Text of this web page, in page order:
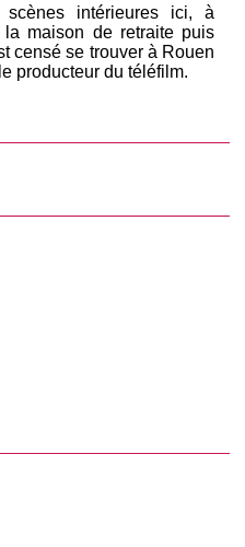
scènes intérieures ici, à
maison de retraite puis
censé se trouver à Rouen
producteur du téléfilm.